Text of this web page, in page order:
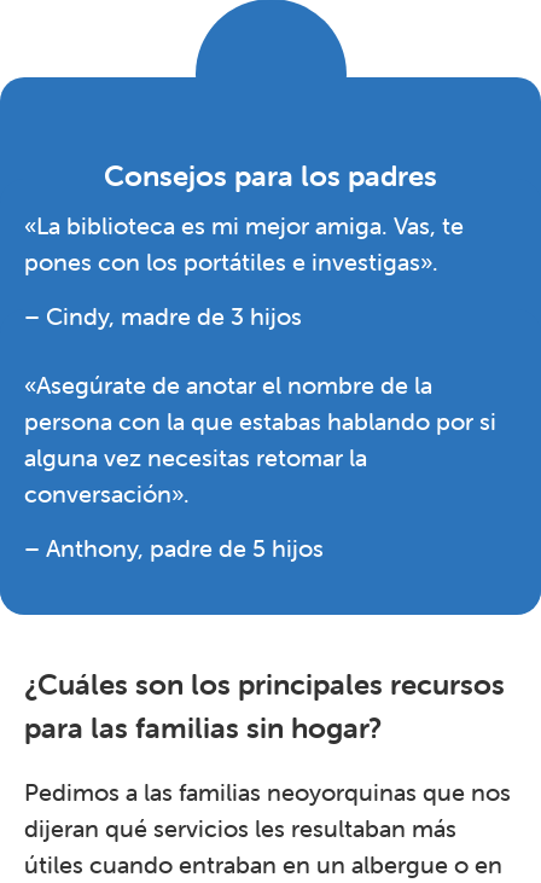
Consejos para los padres
«La biblioteca es mi mejor amiga. Vas, te
pones con los portátiles e investigas».
– Cindy, madre de 3 hijos
«Asegúrate de anotar el nombre de la
persona con la que estabas hablando por si
alguna vez necesitas retomar la
conversación».
– Anthony, padre de 5 hijos
¿Cuáles son los principales recursos
para las familias sin hogar?
Pedimos a las familias neoyorquinas que nos
dijeran qué servicios les resultaban más
útiles cuando entraban en un albergue o en